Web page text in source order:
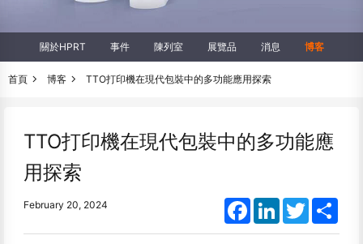
關於HPRT 事件 陳列室 展覽品 消息 博客
首頁 博客 TTO打印機在現代包裝中的多功能應用探索
TTO打印機在現代包裝中的多功能應
用探索
February 20, 2024 FacebookLinkedInTwitter